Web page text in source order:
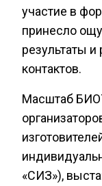
участие в
принесло
результаты
контактов.
Масштаб
«СИЗ»),